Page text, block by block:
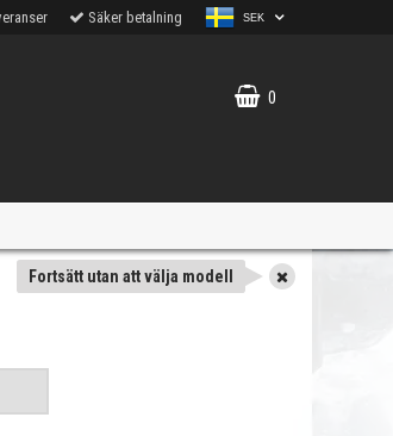
Säker betalning SEK
0
Fortsätt utan att välja modell